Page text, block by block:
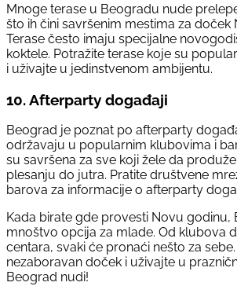
Mnoge terase u Beogradu nude
što ih čini savršenim mestima za doček
Terase često imaju specijalne
koktele. Potražite terase koje su
i uživajte u jedinstvenom ambijentu.
10.Afterparty događaji
Beograd je poznat po afterparty
održavaju u popularnim klubovima i
su savršena za sve koji žele da
plesanju do jutra. Pratite društvene
barova za informacije o afterparty
Kada birate gde provesti Novu godinu,
mnoštvo opcija za mlade. Od klubova
centara, svaki će pronaći nešto za
nezaboravan doček i uživajte u
Beograd nudi!